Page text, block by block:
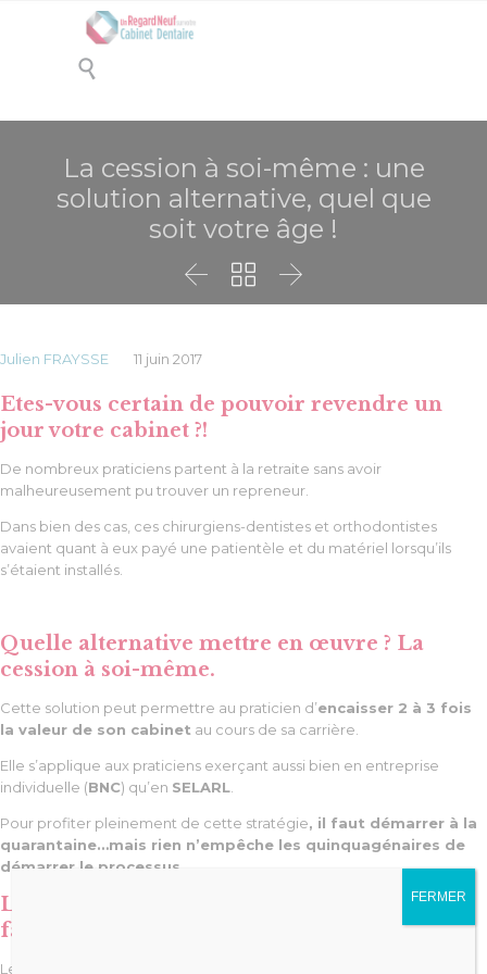

La cession à soi-même : une
solution alternative, quel que
soit votre âge !
  
Julien FRAYSSE 11 juin 2017
Etes-vous certain de pouvoir revendre un
jour votre cabinet ?!
De nombreux praticiens partent à la retraite sans avoir
malheureusement pu trouver un repreneur.
Dans bien des cas, ces chirurgiens-dentistes et orthodontistes
avaient quant à eux payé une patientèle et du matériel lorsqu’ils
s’étaient installés.
Quelle alternative mettre en œuvre ? La
cession à soi-même.
Cette solution peut permettre au praticien d’encaisser 2 à 3 fois
la valeur de son cabinet au cours de sa carrière.
Elle s’applique aux praticiens exerçant aussi bien en entreprise
individuelle (BNC) qu’en SELARL
Pour profiter pleinement de cette stratégie, il faut démarrer à la
quarantaine…mais rien n’empêche les quinquagénaires de
démarrer le processus.
Les récentes évolutions juridiques et fiscales
facilitent grandement ce type d’opération.
Les taux d’intérêts bancaires restent également très compétitifs.
FERMER